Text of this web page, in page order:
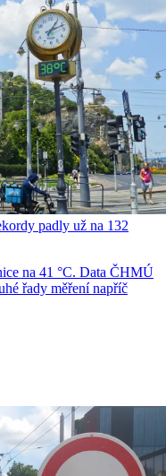
padly už na 132
na 41 °C. Data ČHMÚ
řady měření napříč